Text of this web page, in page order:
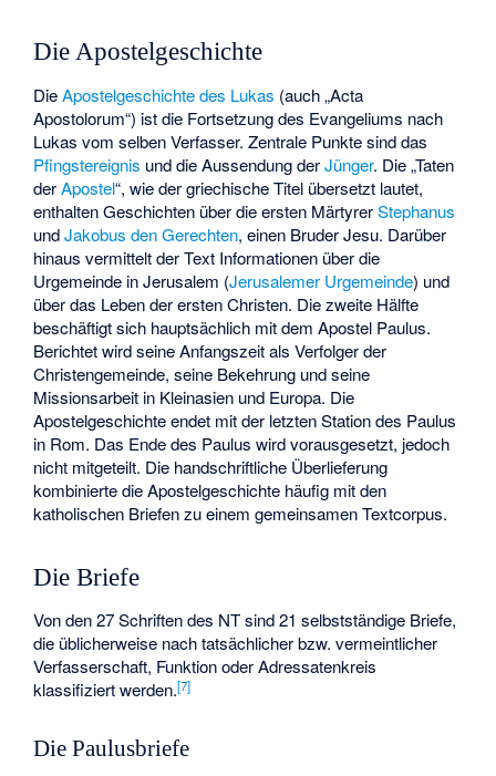
Die Apostelgeschichte
DieApostelgeschichte des Lukas (auch „Acta
Apostolorum“) ist die Fortsetzung des Evangeliums nach
Lukas vom selben Verfasser. Zentrale Punkte sind das
Pfingstereignis und die Aussendung derJünger. Die „Taten
derApostel“, wie der griechische Titel übersetzt lautet,
enthalten Geschichten über die ersten MärtyrerStephanus
undJakobus den Gerechten, einen Bruder Jesu. Darüber
hinaus vermittelt der Text Informationen über die
Urgemeinde in Jerusalem (Jerusalemer Urgemeinde) und
über das Leben der ersten Christen. Die zweite Hälfte
beschäftigt sich hauptsächlich mit demApostel Paulus.
Berichtet wird seine Anfangszeit als Verfolger der
Christengemeinde, seine Bekehrung und seine
Missionsarbeit in Kleinasien und Europa. Die
Apostelgeschichte endet mit der letzten Station des Paulus
in Rom. Das Ende des Paulus wird vorausgesetzt, jedoch
nicht mitgeteilt. Die handschriftliche Überlieferung
kombinierte die Apostelgeschichte häufig mit den
katholischen Briefen zu einem gemeinsamen Textcorpus.
Die Briefe
Von den 27 Schriften des NT sind 21 selbstständige Briefe,
die üblicherweise nach tatsächlicher bzw. vermeintlicher
Verfasserschaft, Funktion oder Adressatenkreis
klassifiziert werden.[7]
Die Paulusbriefe